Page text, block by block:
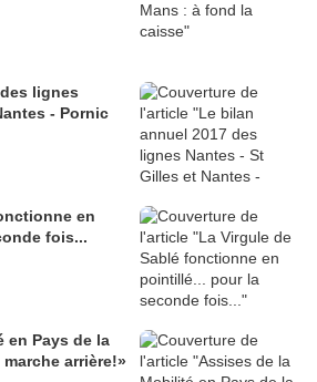
- Pornic
en
fois...
en Pays de la
plutôt «en marche arrière!»